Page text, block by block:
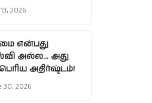
2026
என்பது
அல்ல… அது
அதிர்ஷ்டம்!
30, 2026